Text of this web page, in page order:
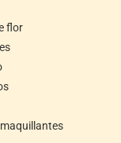
flor